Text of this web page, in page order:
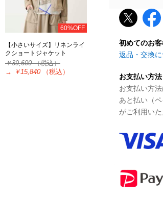
60%OFF
【小さいサイズ】リネンライ
クショートジャケット
￥39,600（税込）
→
￥15,840 （税込）
初めてのお
返品・交換
お支払い方法
お支払い方
あと払い（
がご利用いた